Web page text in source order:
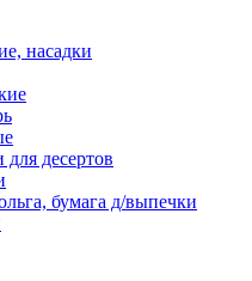
насадки
десертов
бумага д/выпечки